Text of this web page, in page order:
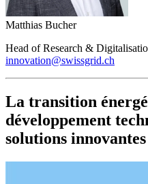
Matthias Bucher
Head of Research &
innovation@swissgrid.ch
La transition
développement
solutions innovantes